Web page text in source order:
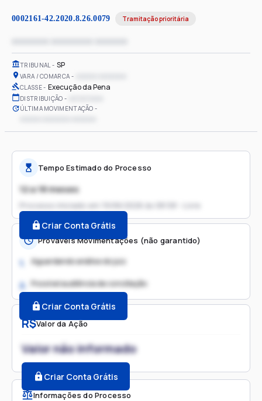
0002161-42.2020.8.26.0079 Tramitação prioritária
TRIBUNAL SP
VARA / COMARCA
CLASSE Execução da Pena
DISTRIBUIÇÃO
ÚLTIMA MOVIMENTAÇÃO
R$Valor da Ação
Valor não informado
Criar Conta Grátis
Informações do Processo
Tempo Estimado do Processo
12 a 18 meses
Processo iniciado em 19/06/2026 às 08:58 - Livre
Criar Conta Grátis
Prováveis Movimentações (não garantido)
1. Aguardando análise do juiz
2. Possível audiência de conciliação
Criar Conta Grátis